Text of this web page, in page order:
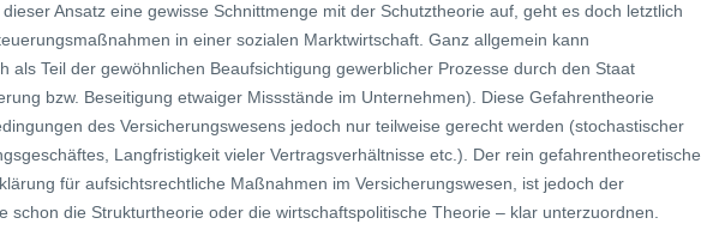
Ansatz eine gewisse Schnittmenge mit der Schutztheorie auf, geht es doch letztlich
in einer sozialen Marktwirtschaft. Ganz allgemein kann
als Teil der gewöhnlichen Beaufsichtigung gewerblicher Prozesse durch den Staat
bzw. Beseitigung etwaiger Missstände im Unternehmen). Diese Gefahrentheorie
des Versicherungswesens jedoch nur teilweise gerecht werden (stochastischer
Langfristigkeit vieler Vertragsverhältnisse etc.). Der rein gefahrentheoretische
für aufsichtsrechtliche Maßnahmen im Versicherungswesen, ist jedoch der
schon die Strukturtheorie oder die wirtschaftspolitische Theorie – klar unterzuordnen.